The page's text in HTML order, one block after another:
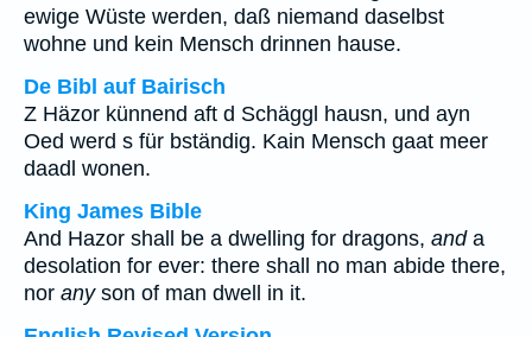
ewige Wüste werden, daß niemand daselbst
wohne und kein Mensch drinnen hause.
De Bibl auf Bairisch
Z Häzor künnend aft d Schäggl hausn, und ayn
Oed werd s für bständig. Kain Mensch gaat meer
daadl wonen.
King James Bible
And Hazor shall be a dwelling for dragons, anda
desolation for ever: there shall no man abide there,
nor anyson of man dwell in it.